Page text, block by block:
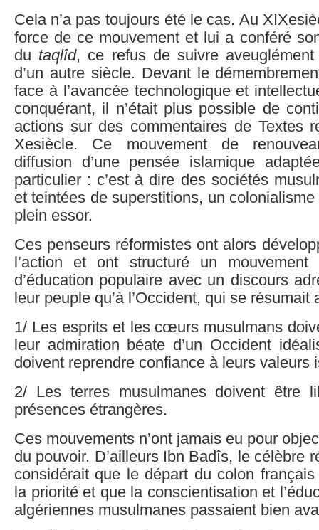
Cela n’a pas toujours été le cas. Au
force de ce mouvement et lui a conféré
du taqlîd, ce refus de suivre
d’un autre siècle. Devant le
face à l’avancée technologique et
conquérant, il n’était plus possible de
actions sur des commentaires de Textes
Xesiècle. Ce mouvement de
diffusion d’une pensée islamique
particulier : c’est à dire des sociétés
et teintées de superstitions, un
plein essor.
Ces penseurs réformistes ont alors
l’action et ont structuré un
d’éducation populaire avec un discours
leur peuple qu’à l’Occident, qui se résumait
1/ Les esprits et les cœurs musulmans
leur admiration béate d’un Occident
doivent reprendre confiance à leurs valeurs
2/ Les terres musulmanes doivent être
présences étrangères.
Ces mouvements n’ont jamais eu pour
du pouvoir. D’ailleurs Ibn Badîs, le célèbre
considérait que le départ du colon français
la priorité et que la conscientisation et
algériennes musulmanes passaient bien